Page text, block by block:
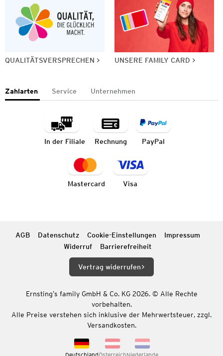
QUALITÄTSVERSPRECHEN UNSERE FAMILY CARD
Zahlarten Service Unternehmen
In der Filiale Rechnung PayPal
Mastercard Visa
AGB Datenschutz Cookie-Einstellungen
Impressum
Widerruf
Barrierefreiheit
Vertrag widerrufen
Ernsting’s family GmbH & Co. KG 2026. © Alle Rechte
vorbehalten.
Alle Preise verstehen sich inklusive der Mehrwertsteuer, zzgl.
Versandkosten.